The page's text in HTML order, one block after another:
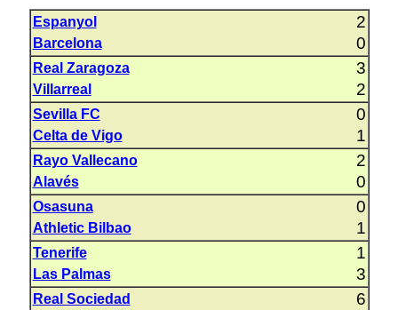
Espanyol 2
Barcelona 0
Real Zaragoza 3
Villarreal 2
Sevilla FC 0
Celta de Vigo 1
Rayo Vallecano 2
Alavés 0
Osasuna 0
Athletic Bilbao 1
Tenerife 1
Las Palmas 3
Real Sociedad 6